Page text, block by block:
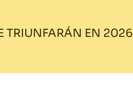
TRIUNFARÁN EN 2026